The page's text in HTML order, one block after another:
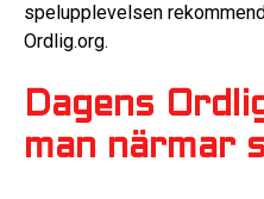
spelupplevelsen
Ordlig.org.
Dagens
man närmar